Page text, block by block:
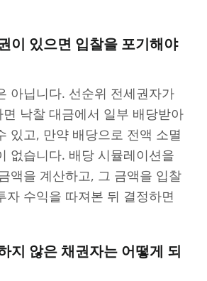
이 있으면 입찰을 포기해야
아닙니다. 선순위 전세권자가
낙찰 대금에서 일부 배당받아
있고, 만약 배당으로 전액 소멸
없습니다. 배당 시뮬레이션을
액을 계산하고, 그 금액을 입찰
자 수익을 따져본 뒤 결정하면
지 않은 채권자는 어떻게 되